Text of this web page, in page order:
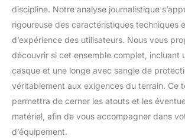
discipline. Notre analyse journalistique
rigoureuse des caractéristiques techniques
d’expérience des utilisateurs. Nous vous
découvrir si cet ensemble complet, incluant
casque et une longe avec sangle de
véritablement aux exigences du terrain. Ce
permettra de cerner les atouts et les
matériel, afin de vous accompagner dans
d’équipement.